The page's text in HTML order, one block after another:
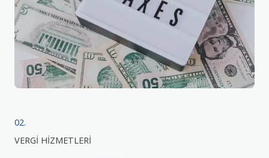
02.
VERGİ HİZMETLERİ